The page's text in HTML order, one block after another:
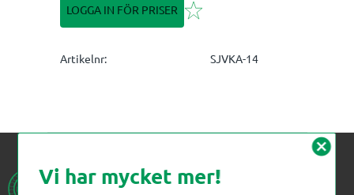
LOGGA IN FÖR PRISER Lägg till i favoriter
Artikelnr SJVKA-14
cancel
Vi har mycket mer!